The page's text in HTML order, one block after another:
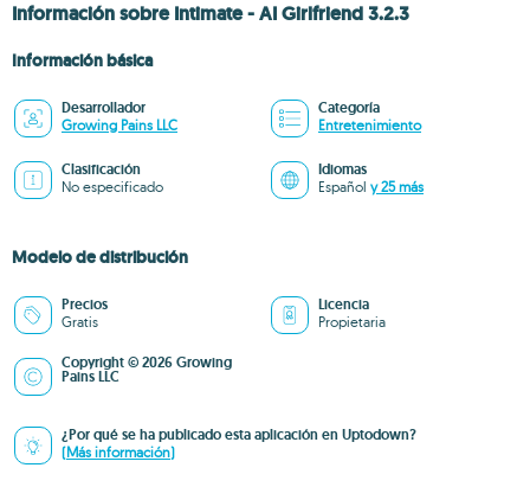
Información sobre Intimate - AI Girlfriend 3.2.3
Información básica
Desarrollador
Growing Pains LLC
Categoría
Entretenimiento
Clasificación
No especificado
Idiomas
Español y 25 más
Modelo de distribución
Precios
Gratis
Licencia
Propietaria
Copyright © 2026 Growing
Pains LLC
¿Por qué se ha publicado esta aplicación en Uptodown?
(Más información)